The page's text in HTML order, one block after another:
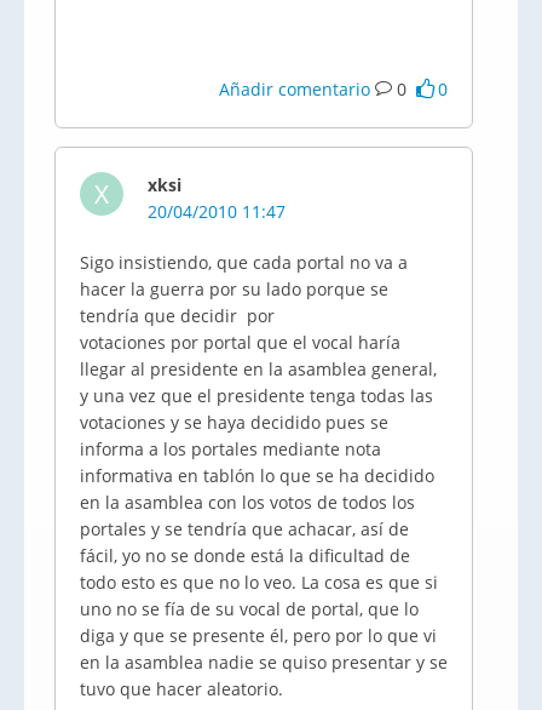
Añadir comentario 0 0
X
xksi
20/04/2010 11:47
Sigo insistiendo, que cada portal no va a
hacer la guerra por su lado porque se
tendría que decidir por
votaciones por portal que el vocal haría
llegar al presidente en la asamblea general,
y una vez que el presidente tenga todas las
votaciones y se haya decidido pues se
informa a los portales mediante nota
informativa en tablón lo que se ha decidido
en la asamblea con los votos de todos los
portales y se tendría que achacar, así de
fácil, yo no se donde está la dificultad de
todo esto es que no lo veo. La cosa es que si
uno no se fía de su vocal de portal, que lo
diga y que se presente él, pero por lo que vi
en la asamblea nadie se quiso presentar y se
tuvo que hacer aleatorio.